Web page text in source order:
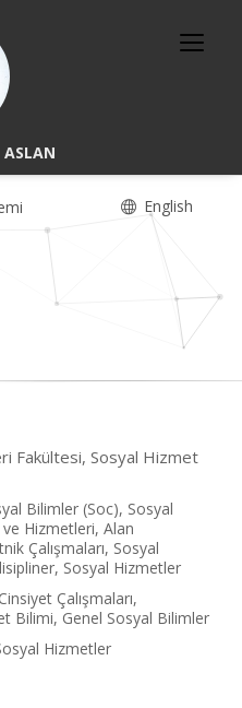
English
Fakültesi, Sosyal Hizmet
Bilimler (Soc), Sosyal
ve Hizmetleri, Alan
Çalışmaları, Sosyal
Sosyal Hizmetler
Cinsiyet Çalışmaları,
Bilimi, Genel Sosyal Bilimler
Hizmetler